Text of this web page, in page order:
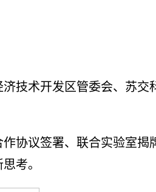
术开发区管委会、苏交
议签署、联合实验室揭
考。